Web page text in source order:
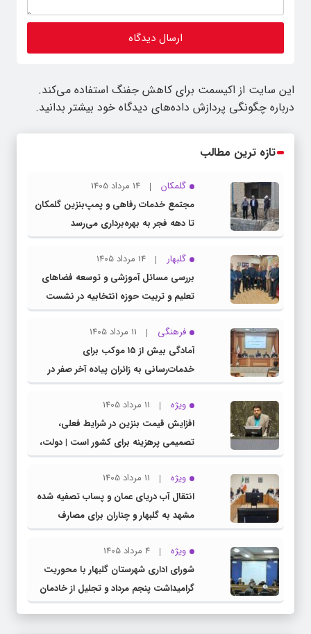
این سایت از اکیسمت برای کاهش جفنگ استفاده می‌کند.
درباره چگونگی پردازش داده‌های دیدگاه خود بیشتر بدانید.
تازه ترین مطالب
گلمکان
14 مرداد 1405
مجتمع خدمات رفاهی و پمپ‌بنزین گلمکان
تا دهه فجر به بهره‌برداری می‌رسد
گلبهار
14 مرداد 1405
بررسی مسائل آموزشی و توسعه فضاهای
تعلیم و تربیت حوزه انتخابیه در نشست
مشترک عضو کمیسیون آموزش مجلس با
مدیرکل آموزش و پرورش خراسان رضوی
فرهنگی
11 مرداد 1405
آمادگی بیش از ۱۵ موکب برای
خدمات‌رسانی به زائران پیاده آخر صفر در
شهرستان چناران
ویژه
11 مرداد 1405
افزایش قیمت بنزین در شرایط فعلی،
تصمیمی پرهزینه برای کشور است | دولت،
قاچاق سوخت و عوامل اصلی ناترازی را
محدود کند، نه سفره مردم
ویژه
11 مرداد 1405
انتقال آب دریای عمان و پساب تصفیه شده
مشهد به گلبهار و چناران برای مصارف
صنعتی و کشاورزی | لزوم تسریع در اجرای
پروژه‌های قطار و آزادراه مشهد- گلبهار-
چناران
ویژه
4 مرداد 1405
شورای اداری شهرستان گلبهار با محوریت
گرامیداشت پنجم مرداد و تجلیل از خادمان
عرصه نماز برگزار شد